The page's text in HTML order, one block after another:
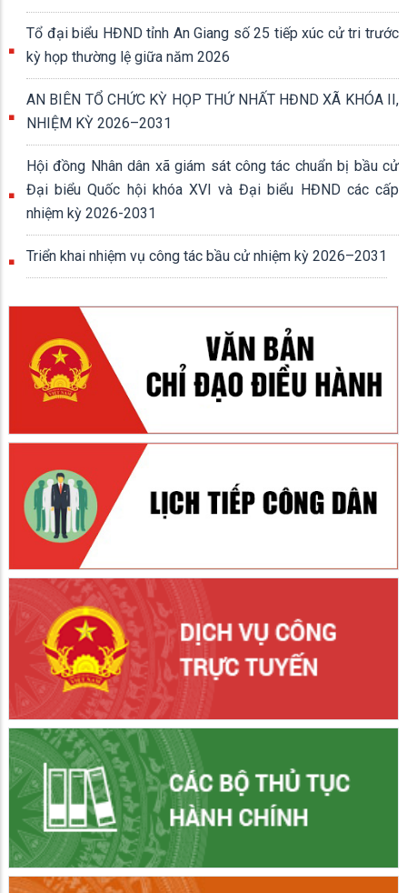
Tổ đại biểu HĐND tỉnh An Giang số 25 tiếp xúc cử tri trước
kỳ họp thường lệ giữa năm 2026
AN BIÊN TỔ CHỨC KỲ HỌP THỨ NHẤT HĐND XÃ KHÓA II,
NHIỆM KỲ 2026–2031
Hội đồng Nhân dân xã giám sát công tác chuẩn bị bầu cử
Đại biểu Quốc hội khóa XVI và Đại biểu HĐND các cấp
nhiệm kỳ 2026-2031
Triển khai nhiệm vụ công tác bầu cử nhiệm kỳ 2026–2031